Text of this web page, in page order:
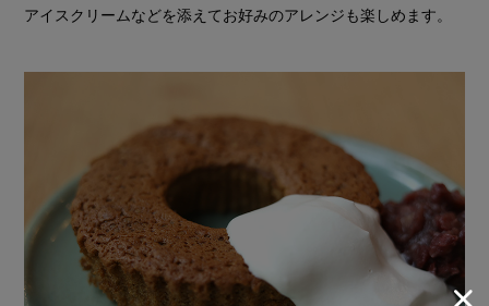
アイスクリームなどを添えてお好みのアレンジも楽しめます。